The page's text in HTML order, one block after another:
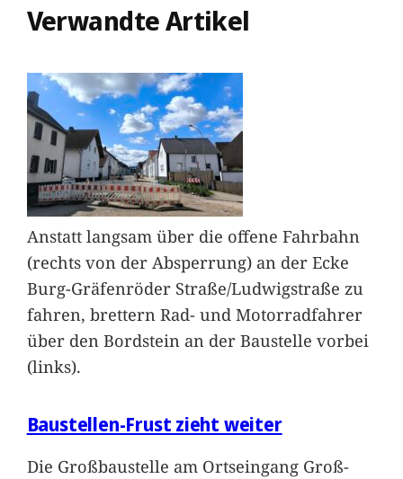
Verwandte Artikel
Anstatt langsam über die offene Fahrbahn
(rechts von der Absperrung) an der Ecke
Burg-Gräfenröder Straße/Ludwigstraße zu
fahren, brettern Rad- und Motorradfahrer
über den Bordstein an der Baustelle vorbei
(links).
Baustellen-Frust zieht weiter
Die Großbaustelle am Ortseingang Groß-